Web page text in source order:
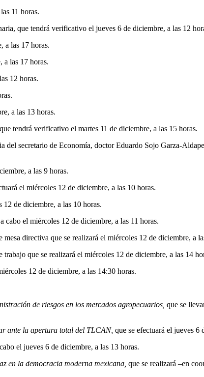
11 horas.
que tendrá verificativo el jueves 6 de diciembre, a las 12
a las 17 horas.
a las 17 horas.
12 horas.
a las 13 horas.
tendrá verificativo el martes 11 de diciembre, a las 15 horas.
secretario de Economía, doctor Eduardo Sojo Garza-
a las 9 horas.
el miércoles 12 de diciembre, a las 10 horas.
de diciembre, a las 10 horas.
el miércoles 12 de diciembre, a las 11 horas.
directiva que se realizará el miércoles 12 de diciembre, a
que se realizará el miércoles 12 de diciembre, a las 14
12 de diciembre, a las 14:30 horas.
de riesgos en los mercados agropecuarios, que se
ante la apertura total del TLCAN, que se efectuará el jueves 6
el jueves 6 de diciembre, a las 13 horas.
en la democracia moderna mexicana, que se realizará –en